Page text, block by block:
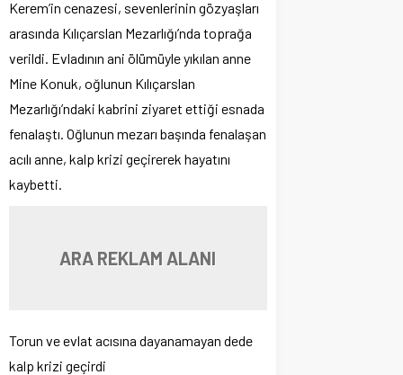
Kerem’in cenazesi, sevenlerinin gözyaşları
arasında Kılıçarslan Mezarlığı’nda toprağa
verildi. Evladının ani ölümüyle yıkılan anne
Mine Konuk, oğlunun Kılıçarslan
Mezarlığı’ndaki kabrini ziyaret ettiği esnada
fenalaştı. Oğlunun mezarı başında fenalaşan
acılı anne, kalp krizi geçirerek hayatını
kaybetti.
ARA REKLAM ALANI
Torun ve evlat acısına dayanamayan dede
kalp krizi geçirdi